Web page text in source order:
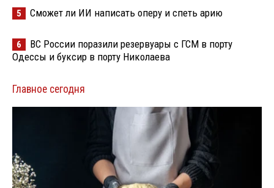
5 Сможет ли ИИ написать оперу и спеть арию
6
ВС России поразили резервуары с ГСМ в порту
Одессы и буксир в порту Николаева
Главное сегодня